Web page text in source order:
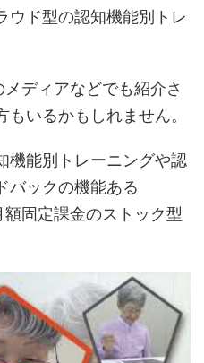
ウド型の認知機能別トレ
ディアなどでも紹介さ
いるかもしれません。
機能別トレーニングや認
バックの機能ある
額固定課金のストック型